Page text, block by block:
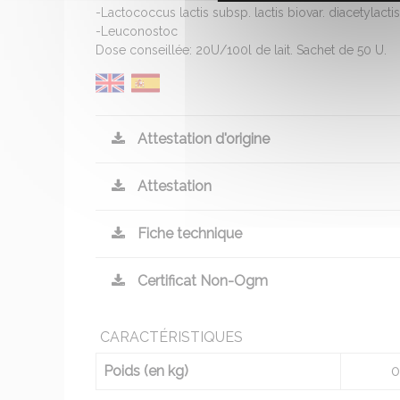
-Lactococcus lactis subsp. lactis biovar. diacetylactis
-Leuconostoc
Dose conseillée: 20U/100l de lait. Sachet de 50 U.
Attestation d'origine
Attestation
Fiche technique
Certificat Non-Ogm
CARACTÉRISTIQUES
Poids (en kg)